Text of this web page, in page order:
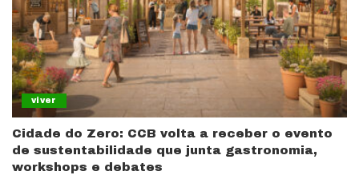
viver
Cidade do Zero: CCB volta a receber o evento
de sustentabilidade que junta gastronomia,
workshops e debates